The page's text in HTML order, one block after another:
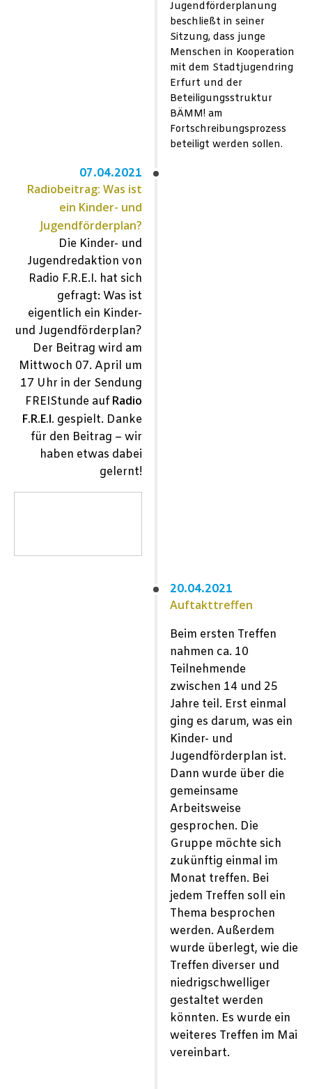
Jugendförderplanung
beschließt in seiner
Sitzung, dass junge
Menschen in Kooperation
mit dem Stadtjugendring
Erfurt und der
Beteiligungsstruktur
BÄMM! am
Fortschreibungsprozess
beteiligt werden sollen.
07.04.2021
Radiobeitrag: Was ist
ein Kinder- und
Jugendförderplan?
Die Kinder- und
Jugendredaktion von
Radio F.R.E.I. hat sich
gefragt: Was ist
eigentlich ein Kinder-
und Jugendförderplan?
Der Beitrag wird am
Mittwoch 07. April um
17 Uhr in der Sendung
FREIStunde auf Radio
F.R.E.I. gespielt. Danke
für den Beitrag – wir
haben etwas dabei
gelernt!
20.04.2021
Auftakttreffen
Beim ersten Treffen
nahmen ca. 10
Teilnehmende
zwischen 14 und 25
Jahre teil. Erst einmal
ging es darum, was ein
Kinder- und
Jugendförderplan ist.
Dann wurde über die
gemeinsame
Arbeitsweise
gesprochen. Die
Gruppe möchte sich
zukünftig einmal im
Monat treffen. Bei
jedem Treffen soll ein
Thema besprochen
werden. Außerdem
wurde überlegt, wie die
Treffen diverser und
niedrigschwelliger
gestaltet werden
könnten. Es wurde ein
weiteres Treffen im Mai
vereinbart.